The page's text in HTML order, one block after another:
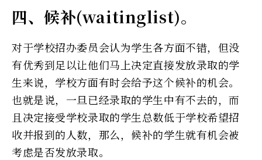
四、候补(waitinglist)。
对于学校招办委员会认为学生各方面不错，但没
有优秀到足以让他们马上决定直接发放录取的学
生来说，学校方面有时会给予这个候补的机会。
也就是说，一旦已经录取的学生中有不去的，而
且决定接受学校录取的学生总数低于学校希望招
收并报到的人数，那么，候补的学生就有机会被
考虑是否发放录取。